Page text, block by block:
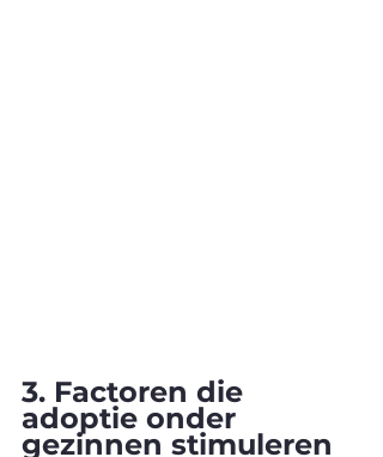
3. Factoren die
adoptie onder
gezinnen stimuleren